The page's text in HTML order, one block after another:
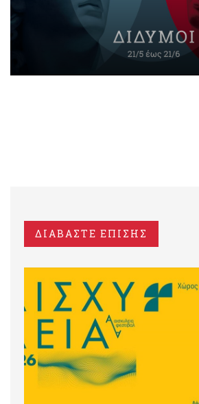
ΔΙΑΒΑΣΤΕ ΕΠΙΣΗΣ